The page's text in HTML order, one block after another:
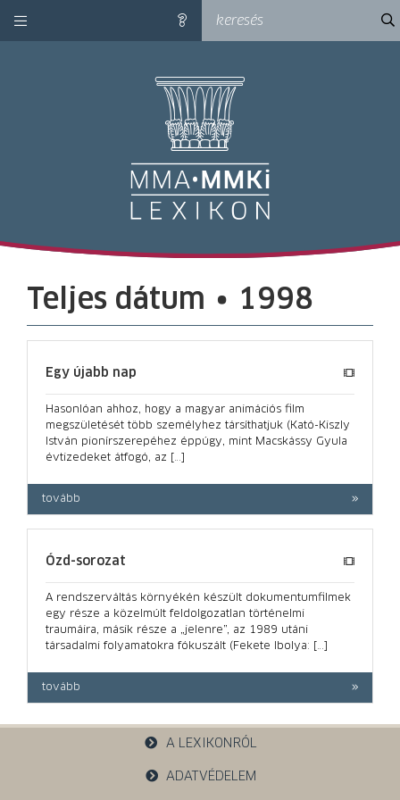
kategóriák
súgó
Teljes dátum ∙ 1998
Egy újabb nap
Hasonlóan ahhoz, hogy a magyar animációs film
megszületését több személyhez társíthatjuk (Kató-Kiszly
István pionírszerepéhez éppúgy, mint Macskássy Gyula
évtizedeket átfogó, az […]
tovább
Ózd-sorozat
A rendszerváltás környékén készült dokumentumfilmek
egy része a közelmúlt feldolgozatlan történelmi
traumáira, másik része a „jelenre”, az 1989 utáni
társadalmi folyamatokra fókuszált (Fekete Ibolya: […]
tovább
A LEXIKONRÓL
ADATVÉDELEM